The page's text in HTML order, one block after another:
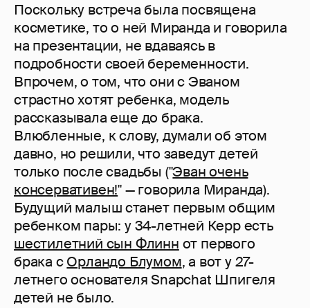
Поскольку встреча была посвящена
косметике, то о ней Миранда и говорила
на презентации, не вдаваясь в
подробности своей беременности.
Впрочем, о том, что они с Эваном
страстно хотят ребенка, модель
рассказывала еще до брака.
Влюбленные, к слову, думали об этом
давно, но решили, что заведут детей
только после свадьбы ("Эван очень
консервативен!" — говорила Миранда).
Будущий малыш станет первым общим
ребенком пары: у 34-летней Керр есть
шестилетний сын Флинн от первого
брака сОрландо Блумом, а вот у 27-
летнего основателя Snapchat Шпигеля
детей не было.